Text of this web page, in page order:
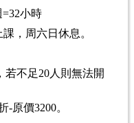
=32小時
課，周六日休息。
若不足20人則無法開
-原價3200。